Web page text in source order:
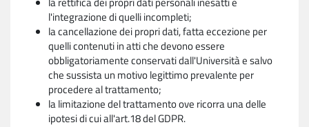
l'integrazione di quelli incompleti;
la cancellazione dei propri dati, fatta eccezione per
quelli contenuti in atti che devono essere
obbligatoriamente conservati dall'Università e salvo
che sussista un motivo legittimo prevalente per
procedere al trattamento;
la limitazione del trattamento ove ricorra una delle
ipotesi di cui all'art.18 del GDPR.